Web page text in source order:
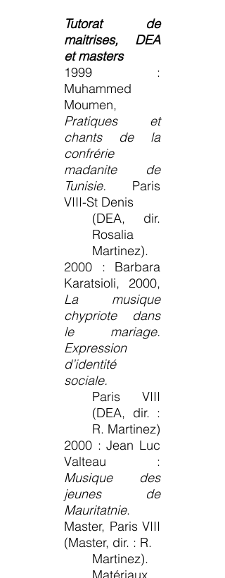
Tutorat de
maitrises, DEA
et masters
1999 :
Muhammed
Moumen,
Pratiques et
chants de la
confrérie
madanite de
Tunisie. Paris
VIII-St Denis
(DEA, dir.
Rosalia
Martinez).
2000 : Barbara
Karatsioli, 2000,
La musique
chypriote dans
le mariage.
Expression
d’identité
sociale.
Paris VIII
(DEA, dir. :
R. Martinez)
2000 : Jean Luc
Valteau :
Musique des
jeunes de
Mauritatnie.
Master, Paris VIII
(Master, dir. : R.
Martinez).